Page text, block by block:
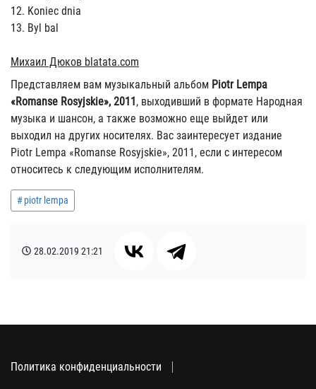
12. Koniec dnia
13. Byl bal
Михаил Дюков blatata.com
Представляем вам музыкальный альбом Piotr Lempa
«Romanse Rosyjskie», 2011, выходивший в формате Народная
музыка и шансон, а также возможно еще выйдет или
выходил на других носителях. Вас заинтересует издание
Piotr Lempa «Romanse Rosyjskie», 2011, если с интересом
относитесь к следующим исполнителям.
piotr lempa
28.02.2019 21:21
Политика конфиденциальности